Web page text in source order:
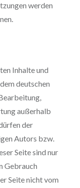
werden
Inhalte und
deutschen
außerhalb
der
Autors bzw.
Seite sind nur
Gebrauch
Seite nicht vom